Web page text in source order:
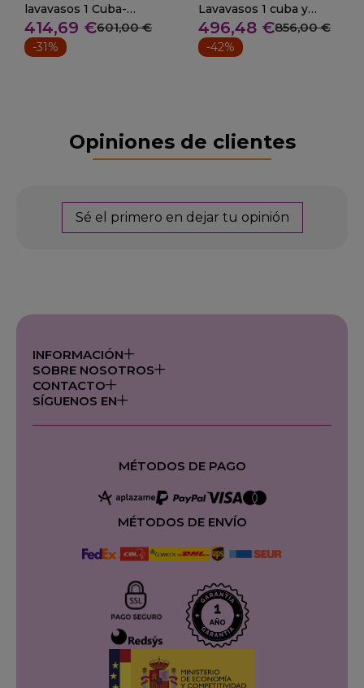
lavavasos 1 Cuba-
Estante 100x50 cm
414,69 €601,00 €
-31%
Lavavasos 1 cuba y
estante Fondo 55 cm
496,48 €856,00 €
-42%
Opiniones de clientes
Sé el primero en dejar tu opinión
INFORMACIÓN
SOBRE NOSOTROS
CONTACTO
SÍGUENOS EN
MÉTODOS DE PAGO
MÉTODOS DE ENVÍO